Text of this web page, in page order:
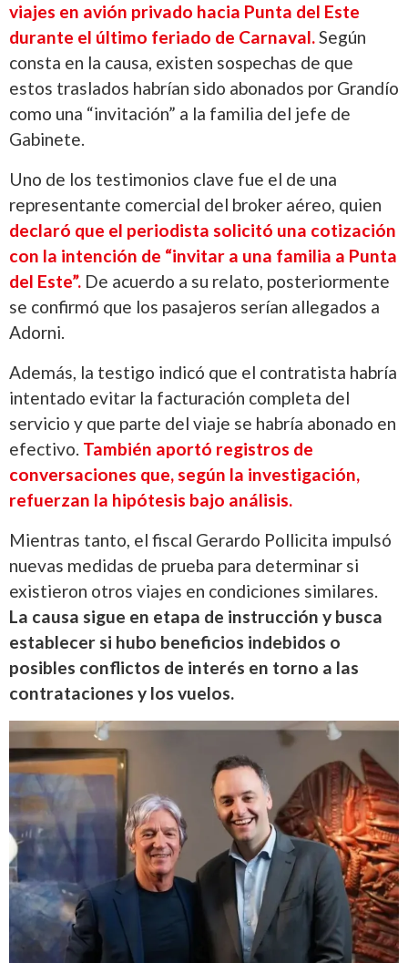
viajes en avión privado hacia Punta del Este
durante el último feriado de Carnaval.Según
consta en la causa, existen sospechas de que
estos traslados habrían sido abonados por Grandío
como una “invitación” a la familia del jefe de
Gabinete.
Uno de los testimonios clave fue el de una
representante comercial del broker aéreo, quien
declaró que el periodista solicitó una cotización
con la intención de “invitar a una familia a Punta
del Este”. De acuerdo a su relato, posteriormente
se confirmó que los pasajeros serían allegados a
Adorni.
Además, la testigo indicó que el contratista habría
intentado evitar la facturación completa del
servicio y que parte del viaje se habría abonado en
efectivo. También aportó registros de
conversaciones que, según la investigación,
refuerzan la hipótesis bajo análisis.
Mientras tanto, el fiscal Gerardo Pollicita impulsó
nuevas medidas de prueba para determinar si
existieron otros viajes en condiciones similares.
La causa sigue en etapa de instrucción y busca
establecer si hubo beneficios indebidos o
posibles conflictos de interés en torno a las
contrataciones y los vuelos.